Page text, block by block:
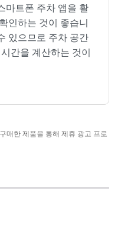
마트폰 주차 앱을 활
인하는 것이 좋습니
있으므로 주차 공간
간을 계산하는 것이
매한 제품을 통해 제휴 광고 프로